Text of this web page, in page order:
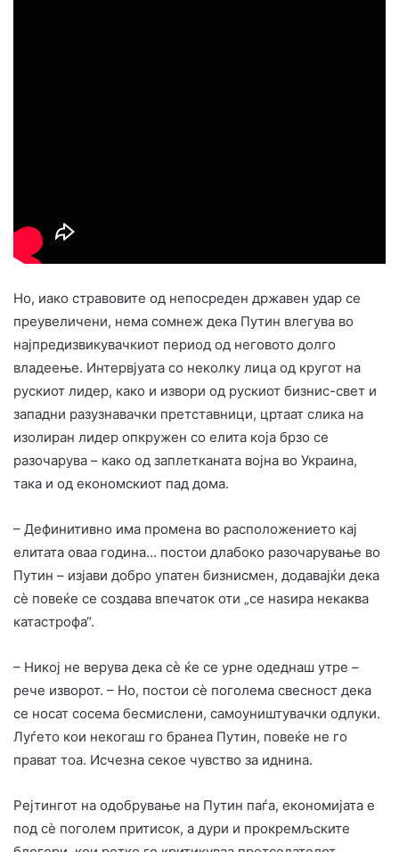
Но, иако стравовите од непосреден државен удар се
преувеличени, нема сомнеж дека Путин влегува во
најпредизвикувачкиот период од неговото долго
владеење. Интервјуата со неколку лица од кругот на
рускиот лидер, како и извори од рускиот бизнис-свет и
западни разузнавачки претставници, цртаат слика на
изолиран лидер опкружен со елита која брзо се
разочарува – како од заплетканата војна во Украина,
така и од економскиот пад дома.
– Дефинитивно има промена во расположението кај
елитата оваа година… постои длабоко разочарување во
Путин – изјави добро упатен бизнисмен, додавајќи дека
сè повеќе се создава впечаток оти „се наѕира некаква
катастрофа“.
– Никој не верува дека сè ќе се урне одеднаш утре –
рече изворот. – Но, постои сè поголема свесност дека
се носат сосема бесмислени, самоуништувачки одлуки.
Луѓето кои некогаш го бранеа Путин, повеќе не го
прават тоа. Исчезна секое чувство за иднина.
Рејтингот на одобрување на Путин паѓа, економијата е
под сè поголем притисок, а дури и прокремљските